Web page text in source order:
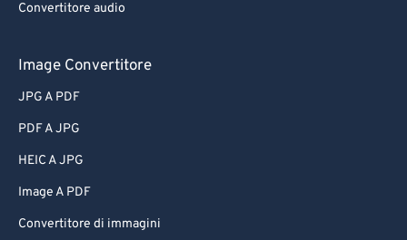
Convertitore audio
Image Convertitore
JPG A PDF
PDF A JPG
HEIC A JPG
Image A PDF
Convertitore di immagini